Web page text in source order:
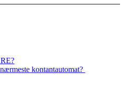
kontantautomat?